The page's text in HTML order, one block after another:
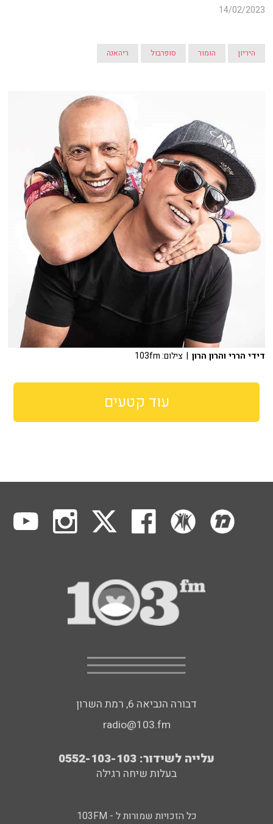
14/02/2023
היריון הומור סופרבול ריהאנה
דידי הררי והרון הרון | צילום: 103fm
עוד קטעים
דבורה הנביאה 6, רמת השרון
radio@103.fm
עלייה לשידור: 0552-103-103
בעלות שיחה רגילה
כל הזכויות שמורות ל - 103FM